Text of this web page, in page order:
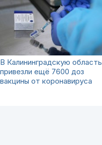
В Калининградскую область
привезли ещё 7600 доз
вакцины от коронавируса